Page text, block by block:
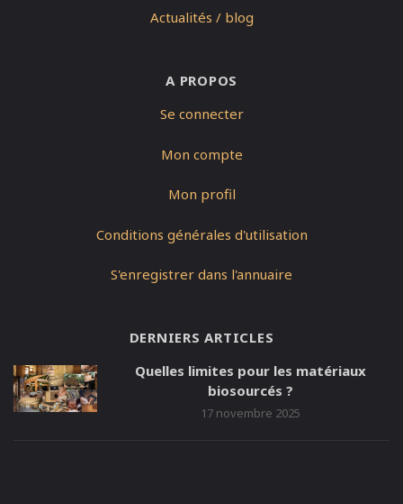
Actualités / blog
A PROPOS
Se connecter
Mon compte
Mon profil
Conditions générales d'utilisation
S'enregistrer dans l'annuaire
DERNIERS ARTICLES
Quelles limites pour les matériaux
biosourcés ?
17 novembre 2025